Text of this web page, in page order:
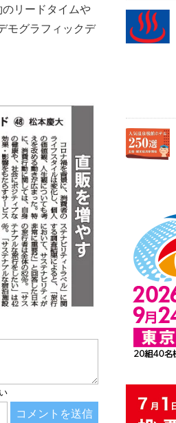
リードタイムや
モグラフィックデ